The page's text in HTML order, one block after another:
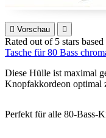
 Vorschau 
Rated out of 5 stars based
Tasche für 80 Bass
Diese Hülle ist maximal
Knopfakkordeon optimal
Perfekt für alle 80-Bass-